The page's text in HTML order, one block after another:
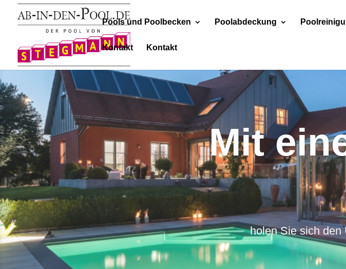
Pools und Poolbecken Poolabdeckung
Kontakt Kontakt
Fahrbare
Nutzen Sie Ihren Pool das ganze Jahr,